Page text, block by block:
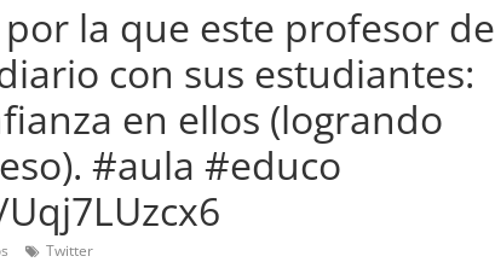
la que este profesor de
con sus estudiantes:
en ellos (logrando
#aula #educo
Twitter